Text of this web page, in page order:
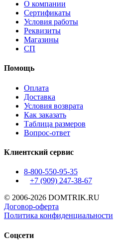
О компании
Сертификаты
Условия работы
Реквизиты
Магазины
СП
Помощь
Оплата
Доставка
Условия возврата
Как заказать
Таблица размеров
Вопрос-ответ
Клиентский сервис
8-800-550-95-35
+7 (909) 247-38-67
© 2006-2026 DOMTRIK.RU
Договор-оферта
Политика конфиденциальности
Соцсети